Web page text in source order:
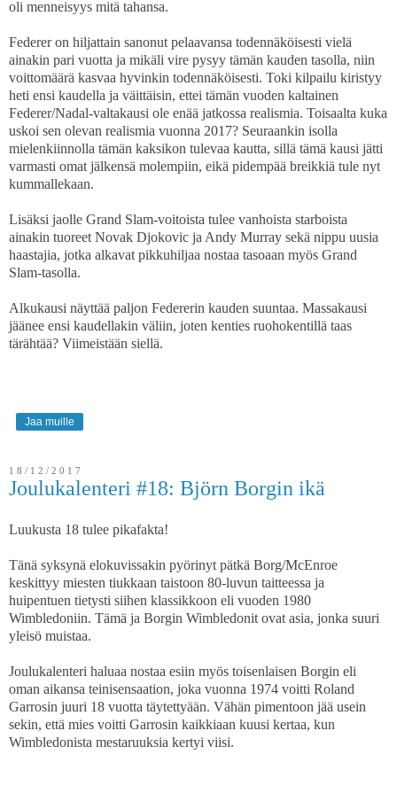
oli menneisyys mitä tahansa.
Federer on hiljattain sanonut pelaavansa todennäköisesti vielä
ainakin pari vuotta ja mikäli vire pysyy tämän kauden tasolla, niin
voittomäärä kasvaa hyvinkin todennäköisesti. Toki kilpailu kiristyy
heti ensi kaudella ja väittäisin, ettei tämän vuoden kaltainen
Federer/Nadal-valtakausi ole enää jatkossa realismia. Toisaalta kuka
uskoi sen olevan realismia vuonna 2017? Seuraankin isolla
mielenkiinnolla tämän kaksikon tulevaa kautta, sillä tämä kausi jätti
varmasti omat jälkensä molempiin, eikä pidempää breikkiä tule nyt
kummallekaan.
Lisäksi jaolle Grand Slam-voitoista tulee vanhoista starboista
ainakin tuoreet Novak Djokovic ja Andy Murray sekä nippu uusia
haastajia, jotka alkavat pikkuhiljaa nostaa tasoaan myös Grand
Slam-tasolla.
Alkukausi näyttää paljon Federerin kauden suuntaa. Massakausi
jäänee ensi kaudellakin väliin, joten kenties ruohokentillä taas
tärähtää? Viimeistään siellä.
Jaa muille
18/12/2017
Joulukalenteri #18: Björn Borgin ikä
Luukusta 18 tulee pikafakta!
Tänä syksynä elokuvissakin pyörinyt pätkä Borg/McEnroe
keskittyy miesten tiukkaan taistoon 80-luvun taitteessa ja
huipentuen tietysti siihen klassikkoon eli vuoden 1980
Wimbledoniin. Tämä ja Borgin Wimbledonit ovat asia, jonka suuri
yleisö muistaa.
Joulukalenteri haluaa nostaa esiin myös toisenlaisen Borgin eli
oman aikansa teinisensaation, joka vuonna 1974 voitti Roland
Garrosin juuri 18 vuotta täytettyään. Vähän pimentoon jää usein
sekin, että mies voitti Garrosin kaikkiaan kuusi kertaa, kun
Wimbledonista mestaruuksia kertyi viisi.